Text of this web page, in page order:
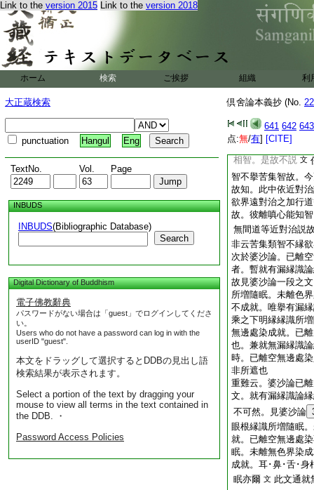
Link to the version 2015 Link to the version 2018
ホーム 検索 ご挨拶 組織 利
大正蔵検索
punctuation Hangul Eng
TextNo. Vol. Page
INBUDS
INBUDS(Bibliographic Database)
Search
Digital Dictionary of Buddhism
電子佛教辭典
パスワードがない場合は「guest」でログインしてくださ
い。
Users who do not have a password can log in with the
userID "guest".
本文をドラッグして選択するとDDBの見出し語
検索結果が表示されます。
Select a portion of the text by dragging your
mouse to view all terms in the text contained in
the DDB. ・
Password Access Policies
倶舍論本義抄 (No.
641 642 643
点:無/有] [CITE]
縁識所増隨眠成就
無邊處染成就。已
苦･集類智縁
答。於婆沙論中離
類智之文者。見次
復何故。不説苦･集
説苦･集智。而不説
説。苦･集智是厭行
相智。是故不説 文
智不擧苦集智故。
故知。此中依近對
欲界遠對治之加行
故。彼離嗔心能知
無間道等近對治説
非云苦集類智不縁
次於婆沙論。已離
者。暫就有漏縁識
故見婆沙論一段之
所増隨眠。未離色
不成就。唯擧有漏
乘之下明縁縁識所
無邊處染成就。已
也。兼就無漏縁識
時。已離空無邊處
非所遮也
重難云。婆沙論已
文。就有漏縁識論
不可然。見婆沙論
眼根縁識所増隨眠
就。已離空無邊處
眠。未離無色界染
成就。耳･鼻･舌･身
眠亦爾 文 此文通就